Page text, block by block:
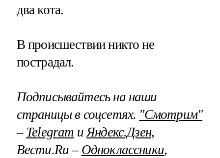
два кота.
В происшествии никто не
пострадал.
Подписывайтесь на наши
страницы в соцсетях. "Смотрим"
– Telegram иЯндекс.Дзен,
Вести.Ru – Одноклассники,